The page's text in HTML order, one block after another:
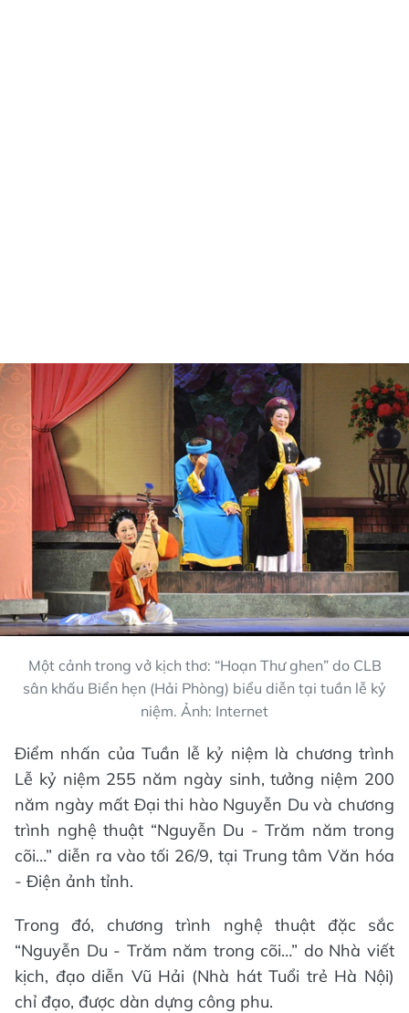
Một cảnh trong vở kịch thơ: “Hoạn Thư ghen” do CLB
sân khấu Biển hẹn (Hải Phòng) biểu diễn tại tuần lễ kỷ
niệm. Ảnh: Internet
Điểm nhấn của Tuần lễ kỷ niệm là chương trình
Lễ kỷ niệm 255 năm ngày sinh, tưởng niệm 200
năm ngày mất Đại thi hào Nguyễn Du và chương
trình nghệ thuật “Nguyễn Du - Trăm năm trong
cõi…” diễn ra vào tối 26/9, tại Trung tâm Văn hóa
- Điện ảnh tỉnh.
Trong đó, chương trình nghệ thuật đặc sắc
“Nguyễn Du - Trăm năm trong cõi…” do Nhà viết
kịch, đạo diễn Vũ Hải (Nhà hát Tuổi trẻ Hà Nội)
chỉ đạo, được dàn dựng công phu.